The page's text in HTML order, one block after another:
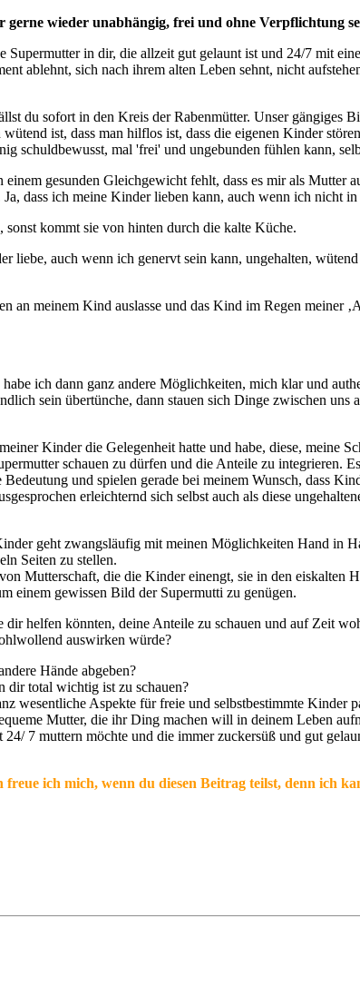
wieder unabhängig, frei und ohne Verpflichtung
Supermutter in dir, die allzeit gut gelaunt ist und 24/7 mit
ablehnt, sich nach ihrem alten Leben sehnt, nicht
du sofort in den Kreis der Rabenmütter. Unser gängiges
ist, dass man hilflos ist, dass die eigenen Kinder
schuldbewusst, mal 'frei' und ungebunden fühlen kann,
gesunden Gleichgewicht fehlt, dass es mir als Mutter
dass ich meine Kinder lieben kann, auch wenn ich nicht
kommt sie von hinten durch die kalte Küche.
liebe, auch wenn ich genervt sein kann, ungehalten,
an meinem Kind auslasse und das Kind im Regen meiner
ich dann ganz andere Möglichkeiten, mich klar und
sein übertünche, dann stauen sich Dinge zwischen
Kinder die Gelegenheit hatte und habe, diese, meine
schauen zu dürfen und die Anteile zu integrieren.
und spielen gerade bei meinem Wunsch, dass
erleichternd sich selbst auch als diese
geht zwangsläufig mit meinen Möglichkeiten Hand in
Seiten zu stellen.
Mutterschaft, die die Kinder einengt, sie in den eiskalten
einem gewissen Bild der Supermutti zu genügen.
helfen könnten, deine Anteile zu schauen und auf Zeit
auswirken würde?
Hände abgeben?
dir total wichtig ist zu schauen?
wesentliche Aspekte für freie und selbstbestimmte Kinder
Mutter, die ihr Ding machen will in deinem Leben
7 muttern möchte und die immer zuckersüß und gut
freue ich mich, wenn du diesen Beitrag teilst, denn ich